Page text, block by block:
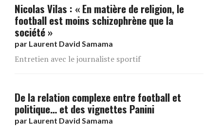
Nicolas Vilas : « En matière de religion, le
football est moins schizophrène que la
société »
par Laurent David Samama
Entretien avec le journaliste sportif
De la relation complexe entre football et
politique… et des vignettes Panini
par Laurent David Samama